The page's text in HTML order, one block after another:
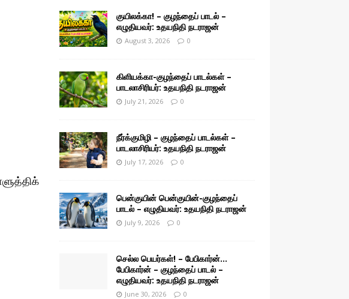
குயிலக்கா! – குழந்தைப் பாடல் –
எழுதியவர்: உதயநிதி நடராஜன்
August 3, 2026 0
கிளியக்கா-குழந்தைப் பாடல்கள் –
பாடலாசிரியர்: உதயநிதி நடராஜன்
July 21, 2026 0
நீர்க்குமிழி – குழந்தைப் பாடல்கள் –
பாடலாசிரியர்: உதயநிதி நடராஜன்
July 17, 2026 0
பென்குயின் பென்குயின்-குழந்தைப்
பாடல் – எழுதியவர்: உதயநிதி நடராஜன்
July 9, 2026 0
செல்ல பெயர்கள்! – பேபிகார்ன்…
பேபிகார்ன் – குழந்தைப் பாடல் –
எழுதியவர்: உதயநிதி நடராஜன்
June 30, 2026 0